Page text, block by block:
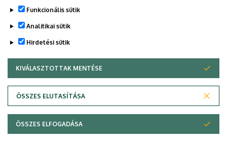
Funkcionális sütik
Analitikai sütik
Hirdetési sütik
KIVÁLASZTOTTAK MENTÉSE
ÖSSZES ELUTASÍTÁSA
WITHDRAW CONSENT
ÖSSZES ELFOGADÁSA
DE telefonkönyvében
Adatvédelem
Copyright © 2026 Unideb